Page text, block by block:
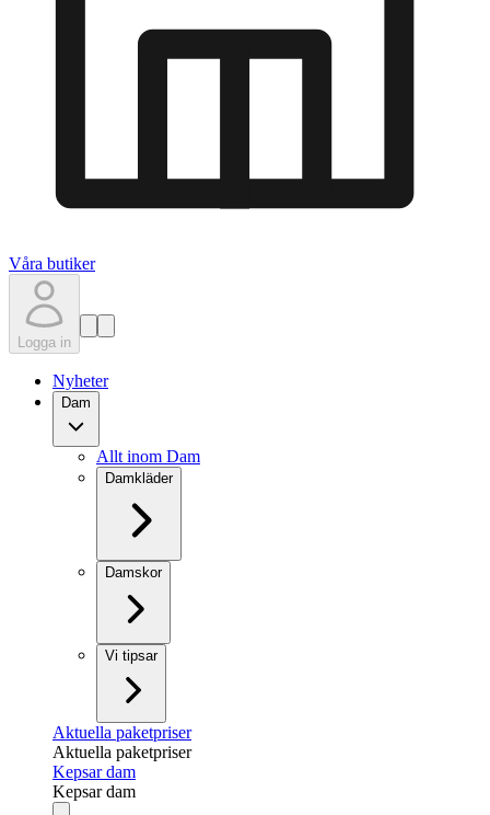
Våra butiker
Logga in
Nyheter
Dam
Allt inom Dam
Damkläder
Damskor
Vi tipsar
Aktuella paketpriser
Aktuella paketpriser
Kepsar dam
Kepsar dam